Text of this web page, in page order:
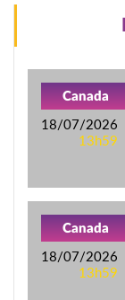
Canada
18/07/2026
13h59
Canada
18/07/2026
13h59